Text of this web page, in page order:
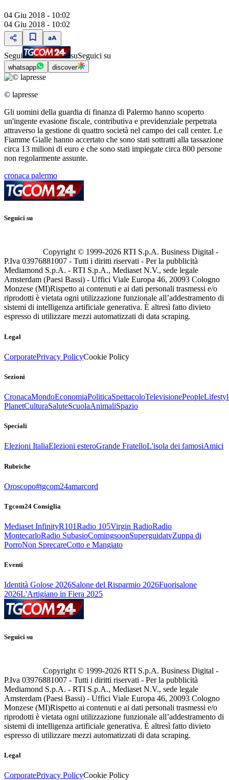
04 Giu 2018 - 10:02
04 Giu 2018 - 10:02
Segui suSeguici su
whatsapp discover
© lapresse
Gli uomini della guardia di finanza di Palermo hanno scoperto
un'ingente evasione fiscale, contributiva e previdenziale perpetrata
attraverso la gestione di quattro società nel campo dei call center. Le
Fiamme Gialle hanno accertato che sono stati sottratti alla tassazione
circa 13 milioni di euro e che sono stati impiegate circa 800 persone
non regolarmente assunte.
cronaca palermo
Seguici su
Copyright © 1999-2026 RTI S.p.A. Business Digital -
P.Iva 03976881007 - Tutti i diritti riservati - Per la pubblicità
Mediamond S.p.A. - RTI S.p.A., Mediaset N.V., sede legale
Amsterdam (Paesi Bassi) - Uffici Viale Europa 46, 20093 Cologno
Monzese (MI)Rispetto ai contenuti e ai dati personali trasmessi e/o
riprodotti è vietata ogni utilizzazione funzionale all’addestramento di
sistemi di intelligenza artificiale generativa. È altresì fatto divieto
espresso di utilizzare mezzi automatizzati di data scraping.
Legal
CorporatePrivacy PolicyCookie Policy
Sezioni
CronacaMondoEconomiaPoliticaSpettacoloTelevisionePeople
PlanetCulturaSaluteScuolaAnimaliSpazio
Speciali
Elezioni ItaliaElezioni esteroGrande FratelloL'isola dei famosiAmici
Rubriche
Oroscopo#tgcom24amarcord
Tgcom24 Consiglia
Mediaset InfinityR101Radio 105Virgin RadioRadio
MontecarloRadio SubasioComingsoonSuperguidatvZuppa di
PorroNon SprecareCotto e Mangiato
Eventi
Identità Golose 2026Salone del Risparmio 2026Fuorisalone
2026L'Artigiano in Fiera 2025
Seguici su
Copyright © 1999-2026 RTI S.p.A. Business Digital -
P.Iva 03976881007 - Tutti i diritti riservati - Per la pubblicità
Mediamond S.p.A. - RTI S.p.A., Mediaset N.V., sede legale
Amsterdam (Paesi Bassi) - Uffici Viale Europa 46, 20093 Cologno
Monzese (MI)Rispetto ai contenuti e ai dati personali trasmessi e/o
riprodotti è vietata ogni utilizzazione funzionale all’addestramento di
sistemi di intelligenza artificiale generativa. È altresì fatto divieto
espresso di utilizzare mezzi automatizzati di data scraping.
Legal
CorporatePrivacy PolicyCookie Policy